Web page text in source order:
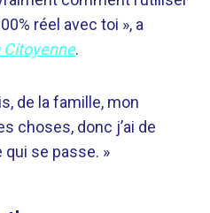
réel avec toi », a
Citoyenne.
de la famille, mon
choses, donc j’ai de
se passe. »